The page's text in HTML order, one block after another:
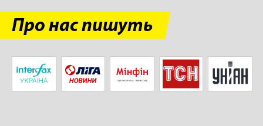
Про нас пишуть